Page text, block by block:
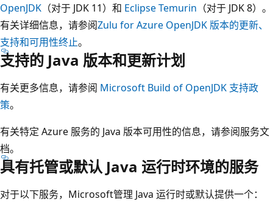
OpenJDK （对于 JDK 11）和 Eclipse Temurin （对于 JDK 8）。
有关详细信息，请参阅Zulu for Azure OpenJDK 版本的更新、
支持和可用性终止。
支持的 Java 版本和更新计划
有关更多信息，请参阅 Microsoft Build of OpenJDK 支持政
策。
有关特定 Azure 服务的 Java 版本可用性的信息，请参阅服务文
档。
具有托管或默认 Java 运行时环境的服务
对于以下服务，Microsoft管理 Java 运行时或默认提供一个：